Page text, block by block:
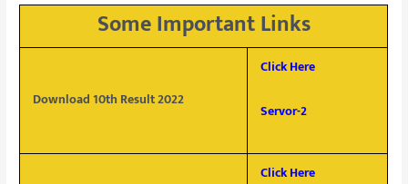
Some Important Links
Download 10th Result 2022
Click Here
Servor-2
Click Here